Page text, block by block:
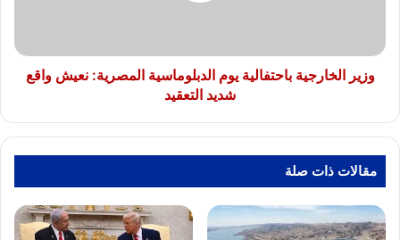
شديد
التعقيد
وزير الخارجية باحتفالية يوم الدبلوماسية المصرية: نعيش واقع
شديد التعقيد
مقالات ذات صلة